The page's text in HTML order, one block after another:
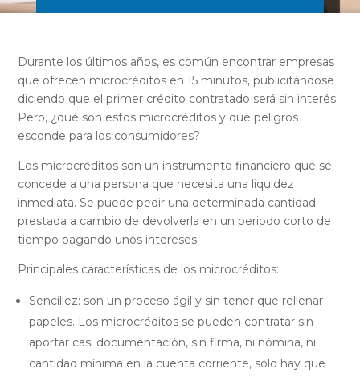
Durante los últimos años, es común encontrar empresas
que ofrecen microcréditos en 15 minutos, publicitándose
diciendo que el primer crédito contratado será sin interés.
Pero, ¿qué son estos microcréditos y qué peligros
esconde para los consumidores?
Los microcréditos son un instrumento financiero que se
concede a una persona que necesita una liquidez
inmediata. Se puede pedir una determinada cantidad
prestada a cambio de devolverla en un periodo corto de
tiempo pagando unos intereses.
Principales características de los microcréditos:
Sencillez: son un proceso ágil y sin tener que rellenar
papeles. Los microcréditos se pueden contratar sin
aportar casi documentación, sin firma, ni nómina, ni
cantidad mínima en la cuenta corriente, solo hay que